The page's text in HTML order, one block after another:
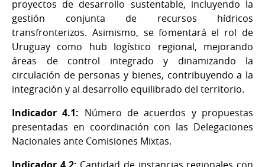
proyectos de desarrollo sustentable, incluyendo la
gestión conjunta de recursos hídricos
transfronterizos. Asimismo, se fomentará el rol de
Uruguay como hub logístico regional, mejorando
áreas de control integrado y dinamizando la
circulación de personas y bienes, contribuyendo a la
integración y al desarrollo equilibrado del territorio.
Indicador 4.1: Número de acuerdos y propuestas
presentadas en coordinación con las Delegaciones
Nacionales ante Comisiones Mixtas.
Indicador 4.2: Cantidad de instancias regionales con